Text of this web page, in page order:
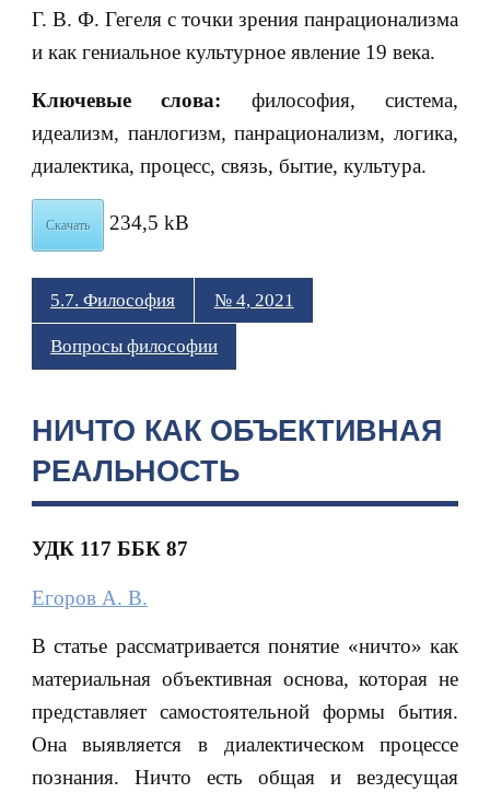
Г. В. Ф. Гегеля с точки зрения панрационализма
и как гениальное культурное явление 19 века.
Ключевые слова: философия, система,
идеализм, панлогизм, панрационализм, логика,
диалектика, процесс, связь, бытие, культура.
Скачать 234,5 kB
5.7. Философия № 4, 2021
Вопросы философии
НИЧТО КАК ОБЪЕКТИВНАЯ
РЕАЛЬНОСТЬ
УДК 117 ББК 87
Егоров А. В.
В статье рассматривается понятие «ничто» как
материальная объективная основа, которая не
представляет самостоятельной формы бытия.
Она выявляется в диалектическом процессе
познания. Ничто есть общая и вездесущая